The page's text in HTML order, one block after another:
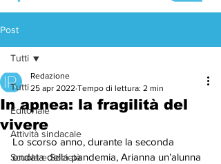
Post
Tutti
Editoriale
Attività sindacale
Scuola e Società
Tutti
In apnea: la fragilità del
vivere
Redazione
25 apr 2022 Tempo di lettura: 2 min
Lo scorso anno, durante la seconda
ondata della pandemia, Arianna un’alunna